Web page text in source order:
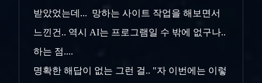
받았었는데... 망하는 사이트 작업을 해보면서
느낀건.. 역시 AI는 프로그램일 수 밖에 없구나..
하는 점....
명확한 해답이 없는 그런 걸.. "자 이번에는 이렇